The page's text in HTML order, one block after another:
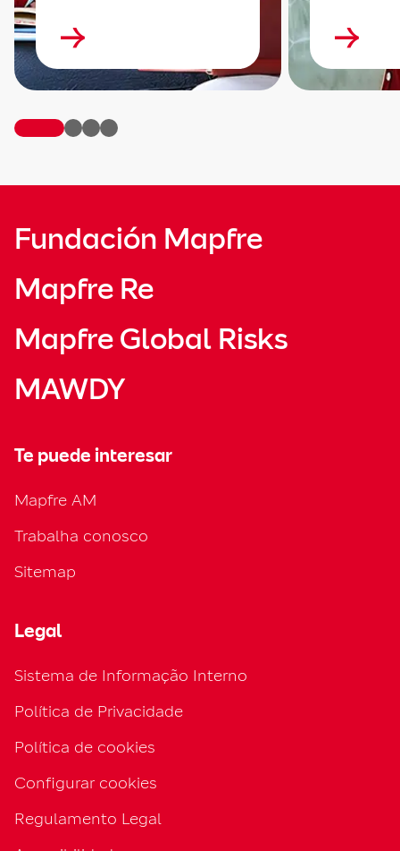
Fundación Mapfre
Mapfre Re
Mapfre Global Risks
MAWDY
Te puede interesar
Mapfre AM
Trabalha conosco
Sitemap
Legal
Sistema de Informação Interno
Política de Privacidade
Política de cookies
Configurar cookies
Regulamento Legal